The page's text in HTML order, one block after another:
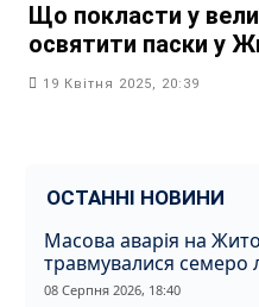
Що покласти у
освятити паски у
19 Квітня 2025, 20:39
ОСТАННІ НОВИНИ
Масова аварія на
травмувалися семеро
08 Серпня 2026, 18:40